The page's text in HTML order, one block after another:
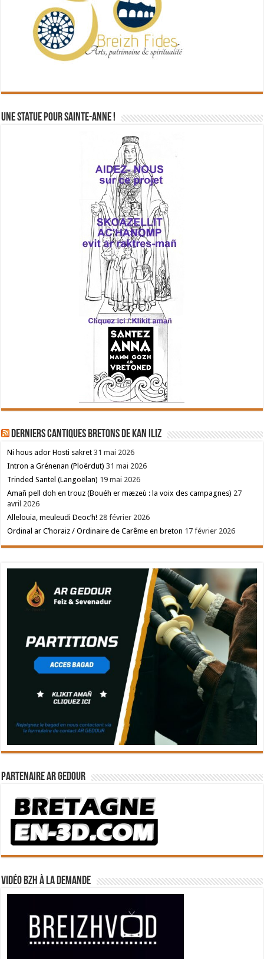
Une statue pour Sainte-Anne !
Derniers cantiques bretons de Kan Iliz
Ni hous ador Hosti sakret 31 mai 2026
Intron a Grénenan (Ploërdut) 31 mai 2026
Trinded Santel (Langoëlan) 19 mai 2026
Amañ pell doh en trouz (Bouéh er mæzeù : la voix des campagnes) 27
avril 2026
Allelouia, meuleudi Deoc’h! 28 février 2026
Ordinal ar C’horaiz / Ordinaire de Carême en breton 17 février 2026
Partenaire Ar Gedour
Vidéo BZH à la demande